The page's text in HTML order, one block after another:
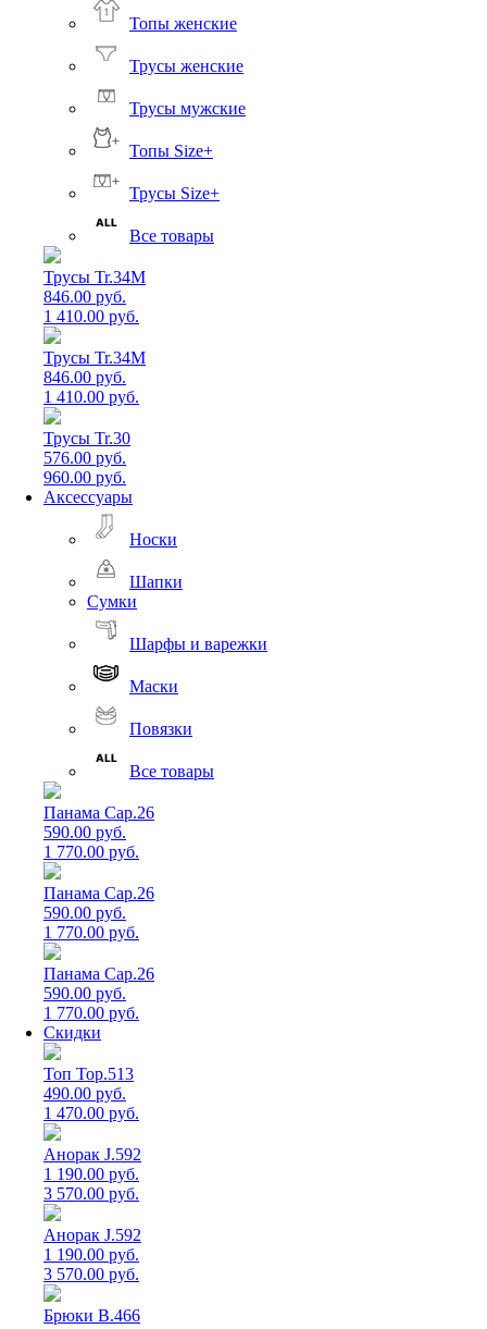
Топы женские
Трусы женские
Трусы мужские
Топы Size+
Трусы Size+
Все товары
Трусы Tr.34M
846.00 руб.
1 410.00 руб.
Трусы Tr.34M
846.00 руб.
1 410.00 руб.
Трусы Tr.30
576.00 руб.
960.00 руб.
Аксессуары
Носки
Шапки
Сумки
Шарфы и варежки
Маски
Повязки
Все товары
Панама Cap.26
590.00 руб.
1 770.00 руб.
Панама Cap.26
590.00 руб.
1 770.00 руб.
Панама Cap.26
590.00 руб.
1 770.00 руб.
Скидки
Топ Top.513
490.00 руб.
1 470.00 руб.
Анорак J.592
1 190.00 руб.
3 570.00 руб.
Анорак J.592
1 190.00 руб.
3 570.00 руб.
Брюки B.466